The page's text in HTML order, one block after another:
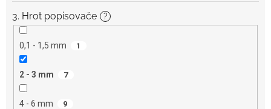
3. Hrot popisovače ?
0,1 - 1,5 mm 1
2 - 3 mm 7
4 - 6 mm 9